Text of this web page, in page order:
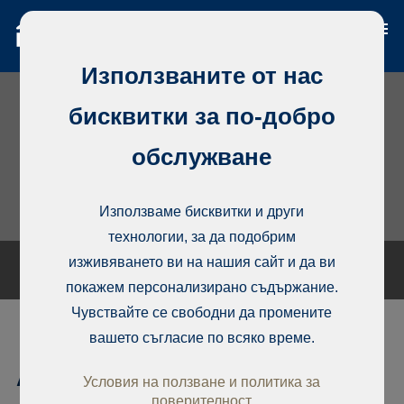
Апартамент, 1 bedroom for
Използваните от нас
бисквитки за по-добро
обслужване
Използваме бисквитки и други
технологии, за да подобрим
изживяването ви на нашия сайт и да ви
покажем персонализирано съдържание.
Чувствайте се свободни да промените
вашето съгласие по всяко време.
Условия на ползване и политика за
поверителност